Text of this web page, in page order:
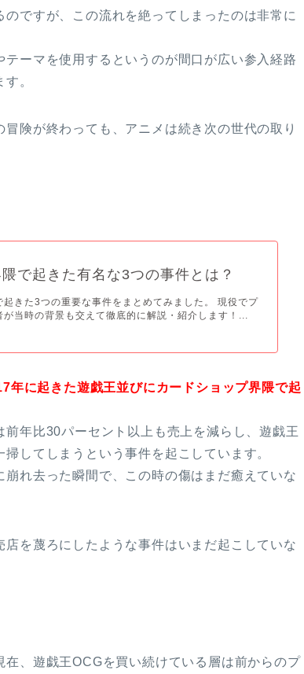
ですが、この流れを絶ってしまったのは非常に
ーマを使用するというのが間口が広い参入経路
。
険が終わっても、アニメは続き次の世代の取り
で起きた有名な3つの事件とは？
起きた3つの重要な事件をまとめてみました。 現役でプ
が当時の背景も交えて徹底的に解説・紹介します！...
年に起きた遊戯王並びにカードショップ界隈で起
年比30パーセント以上も売上を減らし、遊戯王
してしまうという事件を起こしています。
れ去った瞬間で、この時の傷はまだ癒えていな
を蔑ろにしたような事件はいまだ起こしていな
、遊戯王OCGを買い続けている層は前からのプ